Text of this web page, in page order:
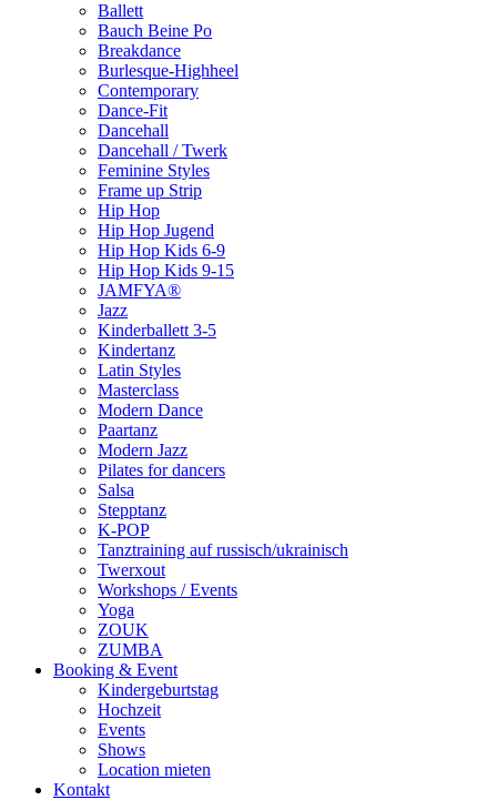
Ballett
Bauch Beine Po
Breakdance
Burlesque-Highheel
Contemporary
Dance-Fit
Dancehall
Dancehall / Twerk
Feminine Styles
Frame up Strip
Hip Hop
Hip Hop Jugend
Hip Hop Kids 6-9
Hip Hop Kids 9-15
JAMFYA®
Jazz
Kinderballett 3-5
Kindertanz
Latin Styles
Masterclass
Modern Dance
Paartanz
Modern Jazz
Pilates for dancers
Salsa
Stepptanz
K-POP
Tanztraining auf russisch/ukrainisch
Twerxout
Workshops / Events
Yoga
ZOUK
ZUMBA
Booking & Event
Kindergeburtstag
Hochzeit
Events
Shows
Location mieten
Kontakt